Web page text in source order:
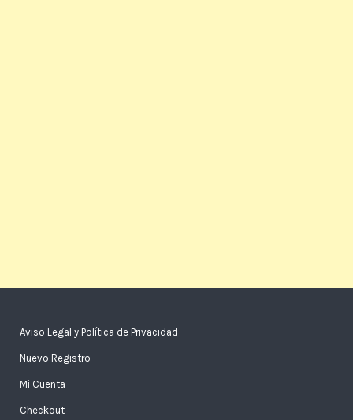
Aviso Legal y Política de Privacidad
Nuevo Registro
Mi Cuenta
Checkout